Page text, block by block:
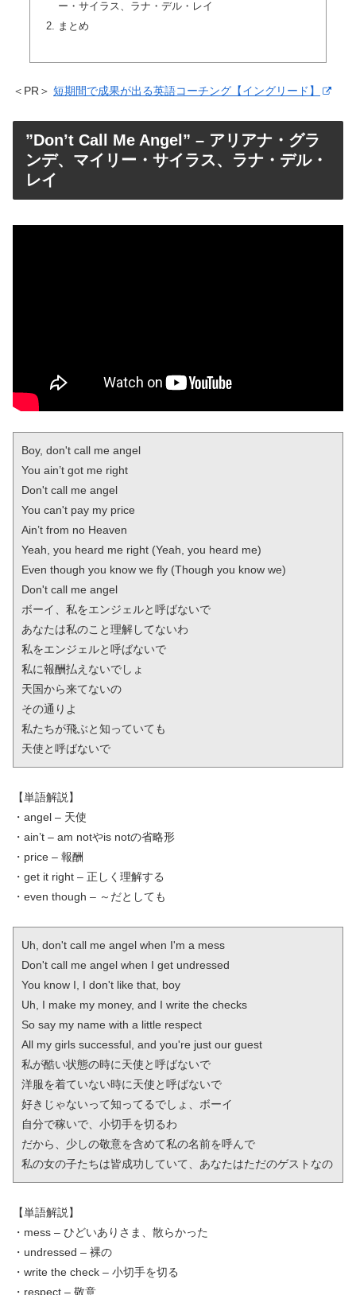
ー・サイラス、ラナ・デル・レイ
まとめ
＜PR＞ 短期間で成果が出る英語コーチング【イングリード】
”Don’t Call Me Angel” – アリアナ・グラ
ンデ、マイリー・サイラス、ラナ・デル・
レイ
Boy, don't call me angel
You ain’t got me right
Don't call me angel
You can't pay my price
Ain’t from no Heaven
Yeah, you heard me right (Yeah, you heard me)
Even though you know we fly (Though you know we)
Don't call me angel
ボーイ、私をエンジェルと呼ばないで
あなたは私のこと理解してないわ
私をエンジェルと呼ばないで
私に報酬払えないでしょ
天国から来てないの
その通りよ
私たちが飛ぶと知っていても
天使と呼ばないで
【単語解説】
・angel – 天使
・ain’t – am notやis notの省略形
・price – 報酬
・get it right – 正しく理解する
・even though – ～だとしても
Uh, don't call me angel when I'm a mess
Don't call me angel when I get undressed
You know I, I don't like that, boy
Uh, I make my money, and I write the checks
So say my name with a little respect
All my girls successful, and you're just our guest
私が酷い状態の時に天使と呼ばないで
洋服を着ていない時に天使と呼ばないで
好きじゃないって知ってるでしょ、ボーイ
自分で稼いで、小切手を切るわ
だから、少しの敬意を含めて私の名前を呼んで
私の女の子たちは皆成功していて、あなたはただのゲストなの
【単語解説】
・mess – ひどいありさま、散らかった
・undressed – 裸の
・write the check – 小切手を切る
・respect – 敬意